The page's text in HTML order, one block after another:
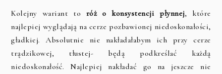
Kolejny wariant to róż o konsystencji płynnej, które
najlepiej wyglądają na cerze pozbawionej niedoskonałości,
gładkiej. Absolutnie nie nakładałabym ich przy cerze
trądzikowej, tłustej- będą podkreślać każdą
niedoskonałość. Najlepiej nakładać go na jeszcze nie